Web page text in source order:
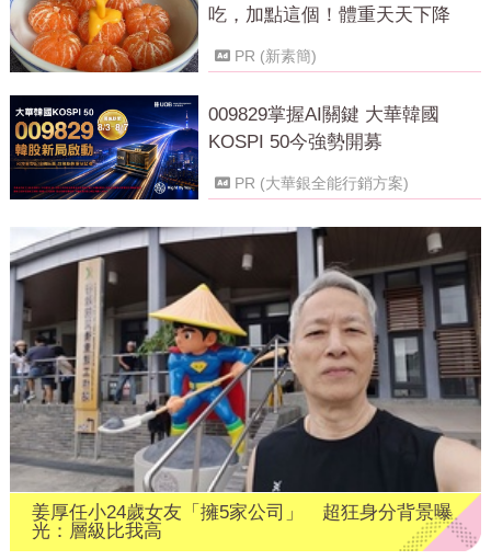
吃，加點這個！體重天天下降
PR (新素簡)
009829掌握AI關鍵 大華韓國
KOSPI 50今強勢開募
PR (大華銀全能行銷方案)
姜厚任小24歲女友「擁5家公司」 超狂身分背景曝
光：層級比我高